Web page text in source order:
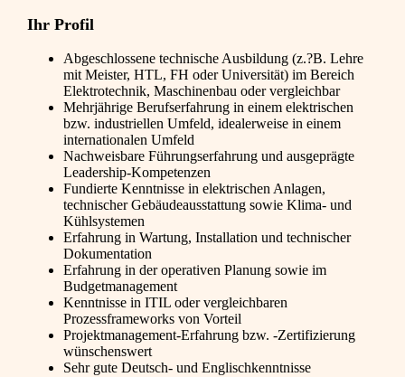
Ihr Profil
Abgeschlossene technische Ausbildung (z.?B. Lehre
mit Meister, HTL, FH oder Universität) im Bereich
Elektrotechnik, Maschinenbau oder vergleichbar
Mehrjährige Berufserfahrung in einem elektrischen
bzw. industriellen Umfeld, idealerweise in einem
internationalen Umfeld
Nachweisbare Führungserfahrung und ausgeprägte
Leadership-Kompetenzen
Fundierte Kenntnisse in elektrischen Anlagen,
technischer Gebäudeausstattung sowie Klima- und
Kühlsystemen
Erfahrung in Wartung, Installation und technischer
Dokumentation
Erfahrung in der operativen Planung sowie im
Budgetmanagement
Kenntnisse in ITIL oder vergleichbaren
Prozessframeworks von Vorteil
Projektmanagement-Erfahrung bzw. -Zertifizierung
wünschenswert
Sehr gute Deutsch- und Englischkenntnisse